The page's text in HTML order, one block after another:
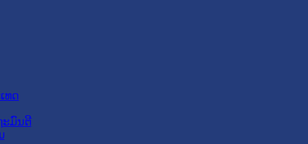
ທດ
ະມົນຕີ